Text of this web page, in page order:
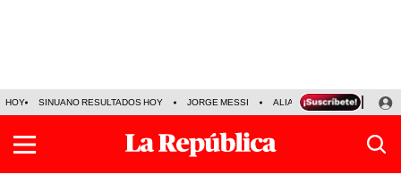
HOY SINUANO RESULTADOS HOY JORGE MESSI ALIANZA LIMA VS SPORT